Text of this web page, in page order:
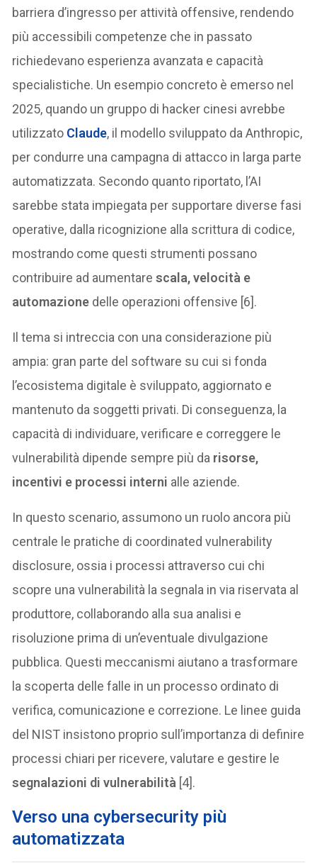
barriera d’ingresso per attività offensive, rendendo
più accessibili competenze che in passato
richiedevano esperienza avanzata e capacità
specialistiche. Un esempio concreto è emerso nel
2025, quando un gruppo di hacker cinesi avrebbe
utilizzato Claude, il modello sviluppato da Anthropic,
per condurre una campagna di attacco in larga parte
automatizzata. Secondo quanto riportato, l’AI
sarebbe stata impiegata per supportare diverse fasi
operative, dalla ricognizione alla scrittura di codice,
mostrando come questi strumenti possano
contribuire ad aumentarescala, velocità e
automazione delle operazioni offensive [6].
Il tema si intreccia con una considerazione più
ampia: gran parte del software su cui si fonda
l’ecosistema digitale è sviluppato, aggiornato e
mantenuto da soggetti privati. Di conseguenza, la
capacità di individuare, verificare e correggere le
vulnerabilità dipende sempre più da risorse,
incentivi e processi interni alle aziende.
In questo scenario, assumono un ruolo ancora più
centrale le pratiche di coordinated vulnerability
disclosure, ossia i processi attraverso cui chi
scopre una vulnerabilità la segnala in via riservata al
produttore, collaborando alla sua analisi e
risoluzione prima di un’eventuale divulgazione
pubblica. Questi meccanismi aiutano a trasformare
la scoperta delle falle in un processo ordinato di
verifica, comunicazione e correzione. Le linee guida
del NIST insistono proprio sull’importanza di definire
processi chiari per ricevere, valutare e gestire le
segnalazioni di vulnerabilità [4].
Verso una cybersecurity più
automatizzata